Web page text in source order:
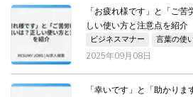
「お疲れ様です」と「ご
しい使い方と注意点を紹介
ビジネスマナー 言葉の使
2025年09月08日
「幸いです」と「助かり